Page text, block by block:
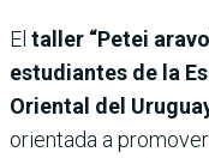
El taller “Petei
estudiantes de la
Oriental del
orientada a